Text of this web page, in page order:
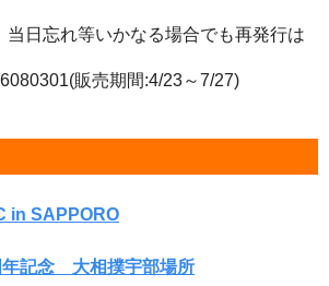
日忘れ等いかなる場合でも再発行は
販売期間:4/23～7/27)
in SAPPORO
年記念 大相撲宇部場所